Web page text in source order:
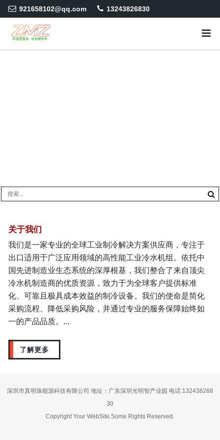
921658102@qq.com 13243826830
关于我们
我们是一家专业的全球工业制冷解决方案供应商，专注于
出口适用于广泛应用领域的高性能工业冷水机组。依托中
国先进制造业生态系统的深厚根基，我们整合了来自顶尖
冷水机制造商的优质资源，致力于为全球客户提供标准
化、可靠且极具成本效益的制冷设备。我们的使命是简化
采购流程、降低采购风险，并通过专业的服务保障始终如
一的产品品质。...
了解更多
深圳市真明珠能源科技有限公司 地址：广东深圳光明智产业园 电话:132438268
30
Copyright Your WebSite.Some Rights Reserved.